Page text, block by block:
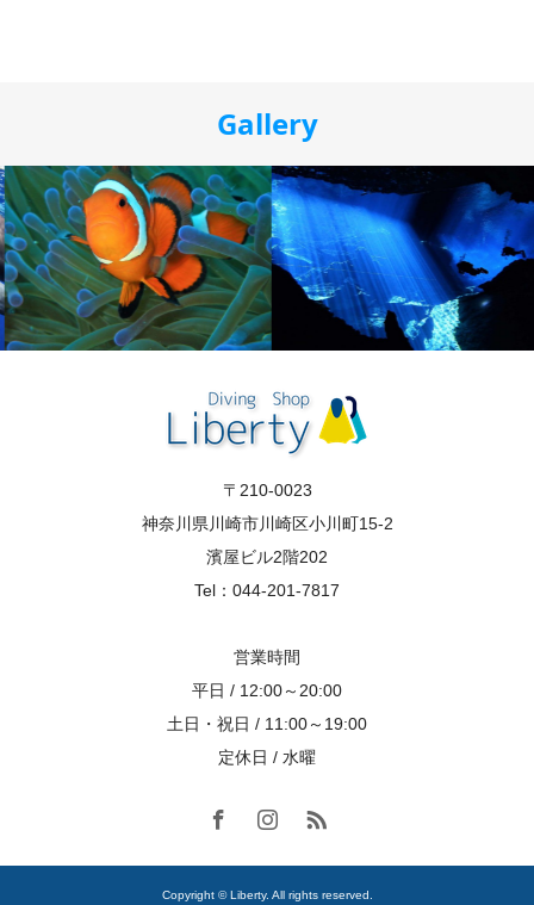
Gallery
〒210-0023
神奈川県川崎市川崎区小川町15-2
濱屋ビル2階202
Tel：044-201-7817
営業時間
平日 / 12:00～20:00
土日・祝日 / 11:00～19:00
定休日 / 水曜
Copyright © Liberty. All rights reserved.